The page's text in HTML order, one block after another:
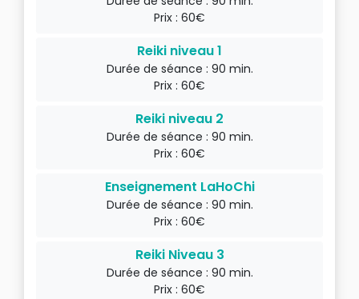
Prix : 60€
Reiki niveau 1
Durée de séance : 90 min.
Prix : 60€
Reiki niveau 2
Durée de séance : 90 min.
Prix : 60€
Enseignement LaHoChi
Durée de séance : 90 min.
Prix : 60€
Reiki Niveau 3
Durée de séance : 90 min.
Prix : 60€